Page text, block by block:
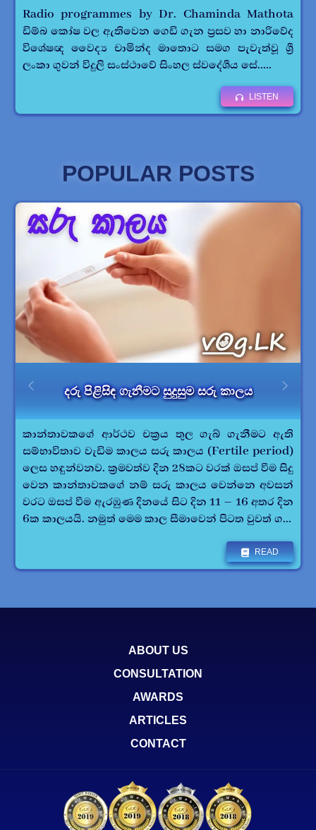
Total Laparoscopic Hysterectomy. ප්‍රසව හා
නාරිවේද විශේෂඥ වෛද්‍ය චාමින්ද මාතොට ජාතික
රූපවාහිනියේ නුගසෙවන වැඩසටහන. .....
VIEW
POPULAR POSTS
දරු පිළිසිඳ ගැනීමට සුදුසුම සරු කාලය
කාන්තාවකගේ ආර්ථව චක්‍රය තුල ගැබ් ගැනීමට ඇති
සම්භාවිතාව වැඩිම කාලය සරු කාලය (Fertile period)
ලෙස හඳුන්වනව. ක්‍රමවත්ව දින 28කට වරක් ඔසප් වීම සිදු
වෙන කාන්තාවකගේ නම් සරු කාලය වෙන්නෙ අවසන්
වරට ඔසප් වීම ඇරඹුණ දිනයේ සිට දින 11 – 16 අතර දින
6ක කාලයයි. නමුත් මෙම කාල සීමාවෙන් පිටත වුවත් ග...
READ
ABOUT US
CONSULTATION
AWARDS
ARTICLES
CONTACT